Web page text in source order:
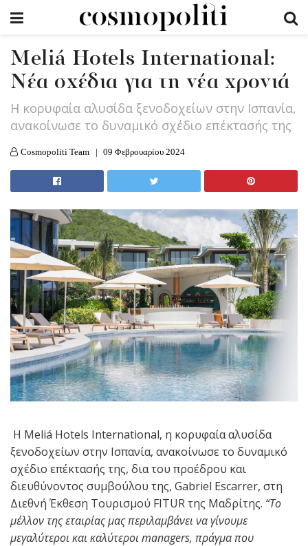
Meliá Hotels International:
Νέα σχέδια για τη νέα χρονιά
Η κορυφαία αλυσίδα ξενοδοχείων στην Ισπανία,
ανακοίνωσε το δυναμικό σχέδιο επέκτασής της
Cosmopoliti Team 09 Φεβρουαρίου 2024
Η Meliá Hotels International, η κορυφαία αλυσίδα
ξενοδοχείων στην Ισπανία, ανακοίνωσε το δυναμικό
σχέδιο επέκτασής της, δια του προέδρου και
διευθύνοντος συμβούλου της, Gabriel Escarrer, στη
Διεθνή Έκθεση Τουρισμού FITUR της Μαδρίτης. “Το
μέλλον της εταιρίας μας περιλαμβάνει να γίνουμε
μεγαλύτεροι και καλύτεροι managers, πράγμα που